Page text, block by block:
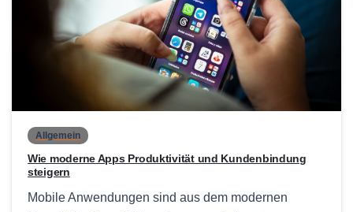
Allgemein
Wie moderne Apps Produktivität und Kundenbindung
steigern
Mobile Anwendungen sind aus dem modernen